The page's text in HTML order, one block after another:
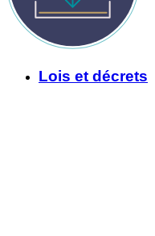
Lois et décrets